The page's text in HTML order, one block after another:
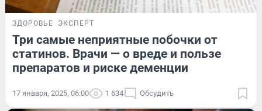
ЗДОРОВЬЕ ЭКСПЕРТ
Три самые неприятные побочки от
статинов. Врачи — о вреде и пользе
препаратов и риске деменции
17 января, 2025, 06:00 1 634 Обсудить